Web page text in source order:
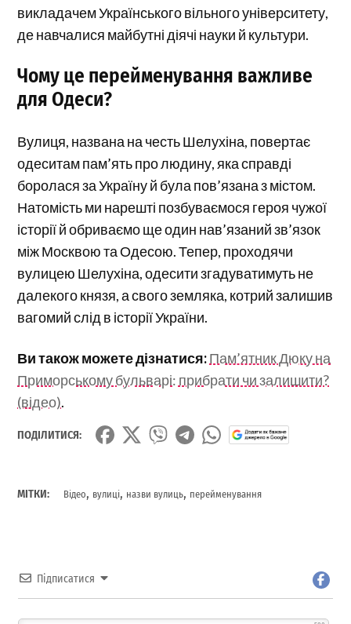
викладачем Українського вільного університету,
де навчалися майбутні діячі науки й культури.
Чому це перейменування важливе
для Одеси?
Вулиця, названа на честь Шелухіна, повертає
одеситам пам’ять про людину, яка справді
боролася за Україну й була пов’язана з містом.
Натомість ми нарешті позбуваємося героя чужої
історії й обриваємо ще один нав’язаний зв’язок
між Москвою та Одесою. Тепер, проходячи
вулицею Шелухіна, одесити згадуватимуть не
далекого князя, а свого земляка, котрий залишив
вагомий слід в історії України.
Ви також можете дізнатися:Пам’ятник Дюку на
Приморському бульварі: прибрати чи залишити?
(відео).
ПОДІЛИТИСЯ:
МІТКИ: Відео, вулиці, назви вулиць, перейменування
Підписатися